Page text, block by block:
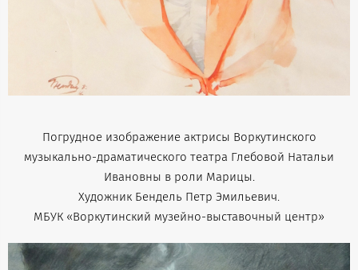
Погрудное изображение актрисы Воркутинского
музыкально-драматического театра Глебовой Натальи
Ивановны в роли Марицы.
Художник Бендель Петр Эмильевич.
МБУК «Воркутинский музейно-выставочный центр»